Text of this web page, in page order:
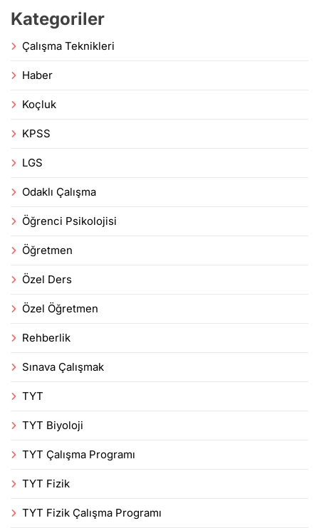
Kategoriler
Çalışma Teknikleri
Haber
Koçluk
KPSS
LGS
Odaklı Çalışma
Öğrenci Psikolojisi
Öğretmen
Özel Ders
Özel Öğretmen
Rehberlik
Sınava Çalışmak
TYT
TYT Biyoloji
TYT Çalışma Programı
TYT Fizik
TYT Fizik Çalışma Programı